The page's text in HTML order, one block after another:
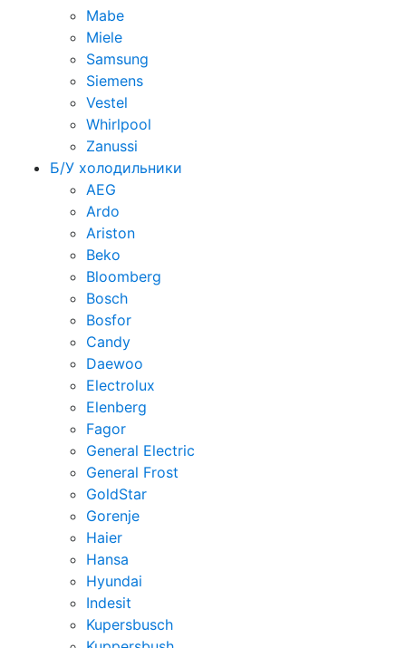
Mabe
Miele
Samsung
Siemens
Vestel
Whirlpool
Zanussi
Б/У холодильники
AEG
Ardo
Ariston
Beko
Bloomberg
Bosch
Bosfor
Candy
Daewoo
Electrolux
Elenberg
Fagor
General Electric
General Frost
GoldStar
Gorenje
Haier
Hansa
Hyundai
Indesit
Kupersbusch